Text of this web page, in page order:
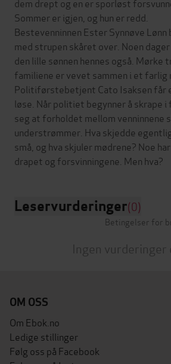
dem drept og en er sporløst
Sommer er igjen, og hun er redd.
Bestevenninnen Ester Synnøve
med strupen skåret over. Noen
den lille sønnen hennes også. Mørke
familiene er vevet sammen i et farlig
Politiførstebetjent Cato Isaksen får
løse. Når politiet begynner å skrape
seg at forholdet mellom venninnene
understrømmer. Hva skjedde
små, og hva skjuler mødrene? Noe
Leservurderinger(0)
Betingelser for
Ingen vurderinger
OM OSS
Om Ebok.no
Ledige stillinger
Følg oss på Facebook